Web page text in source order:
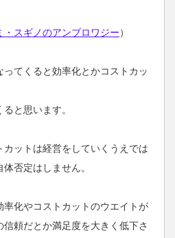
スギノのアンブロワジー）
てくると効率化とかコストカッ
と思います。
カットは経営をしていくうえでは
否定はしません。
率化やコストカットのウエイトが
頼だとか満足度を大きく低下さ